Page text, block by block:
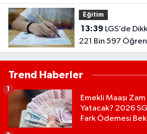
Yaşandı!
Eğitim
13:39
221 Bin 597
Trend Haberler
Emekli Maaşı
Yatacak? 2026
Fark Ödemesi
1